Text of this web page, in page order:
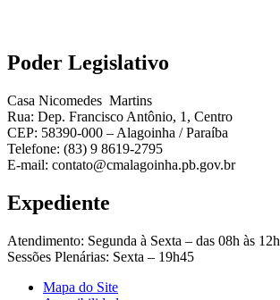
Poder Legislativo
Casa Nicomedes Martins
Rua: Dep. Francisco Antônio, 1, Centro
CEP: 58390-000 – Alagoinha / Paraíba
Telefone: (83) 9 8619-2795
E-mail: contato@cmalagoinha.pb.gov.br
Expediente
Atendimento: Segunda à Sexta – das 08h às 12h
Sessões Plenárias: Sexta – 19h45
Mapa do Site